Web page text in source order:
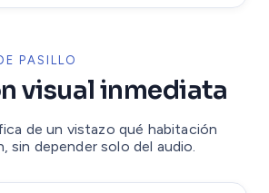
PASILLO
visual inmediata
de un vistazo qué habitación
sin depender solo del audio.